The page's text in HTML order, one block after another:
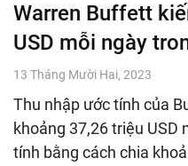
Warren Buffett
USD mỗi ngày
13 Tháng Mười Hai, 2023
Thu nhập ước tính của
khoảng 37,26 triệu USD
tính bằng cách chia